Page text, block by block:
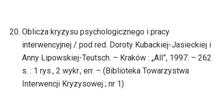
Oblicza kryzysu psychologicznego i pracy
interwencyjnej / pod red. Doroty Kubackiej-Jasieckiej i
Anny Lipowskiej-Teutsch. – Kraków : „All”, 1997. – 262
s. : 1 rys., 2 wykr., err. – (Biblioteka Towarzystwa
Interwencji Kryzysowej ; nr 1)